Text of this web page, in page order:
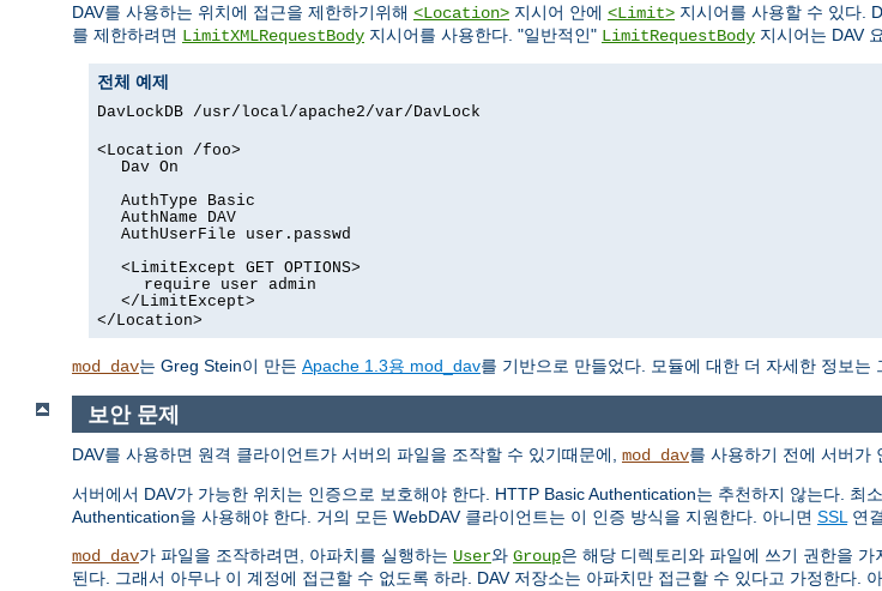
DAV를 사용하는 위치에 접근을 제한하기위해 <Location> 지시어 안에 <Limit> 지시어를 사용할 수 있다.
를 제한하려면 LimitXMLRequestBody 지시어를 사용한다. "일반적인" LimitRequestBody 지시어는 DAV
전체 예제
DavLockDB /usr/local/apache2/var/DavLock
<Location /foo>
Dav On
AuthType Basic
AuthName DAV
AuthUserFile user.passwd
<LimitExcept GET OPTIONS>
require user admin
</LimitExcept>
</Location>
mod_dav는 Greg Stein이 만든 Apache 1.3용 mod_dav를 기반으로 만들었다. 모듈에 대한 더 자세한 정보는
보안 문제
DAV를 사용하면 원격 클라이언트가 서버의 파일을 조작할 수 있기때문에, mod_dav를 사용하기 전에 서버가
서버에서 DAV가 가능한 위치는 인증으로 보호해야 한다. HTTP Basic Authentication는 추천하지 않는다. 최
Authentication을 사용해야 한다. 거의 모든 WebDAV 클라이언트는 이 인증 방식을 지원한다. 아니면 SSL연
mod_dav가 파일을 조작하려면, 아파치를 실행하는 User와 Group은 해당 디렉토리와 파일에 쓰기 권한을
된다. 그래서 아무나 이 계정에 접근할 수 없도록 하라. DAV 저장소는 아파치만 접근할 수 있다고 가정한다.